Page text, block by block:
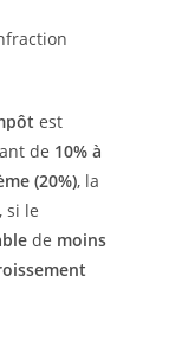
est
de 10% à
(20%), la
si le
de moins